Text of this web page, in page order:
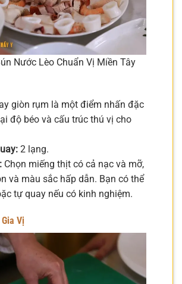
Nước Lèo Chuẩn Vị Miền Tây
giòn rụm là một điểm nhấn đặc
độ béo và cấu trúc thú vị cho
2 lạng.
Chọn miếng thịt có cả nạc và mỡ,
và màu sắc hấp dẫn. Bạn có thể
tự quay nếu có kinh nghiệm.
Gia Vị